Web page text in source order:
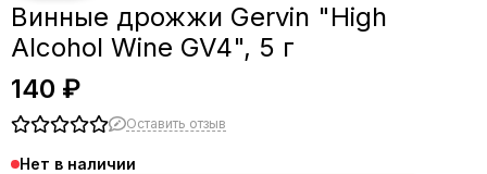
Винные дрожжи Gervin "High
Alcohol Wine GV4", 5 г
140 ₽
Оставить отзыв
Нет в наличии